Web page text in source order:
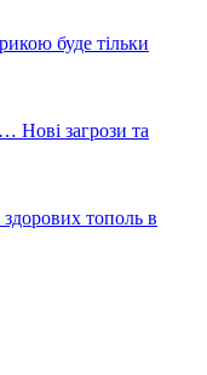
буде тільки
Нові загрози та
тополь в